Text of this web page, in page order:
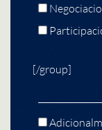
[/group]